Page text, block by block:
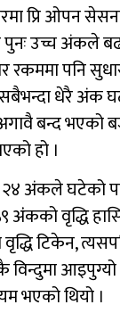
प्रि ओपन
उच्च अंकले
रकममा पनि
धेरै अंक
बन्द भएको
हो ।
अंकले घटेको
वृद्धि
टिकेन,
आइपुग्यो
भएको थियो ।